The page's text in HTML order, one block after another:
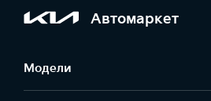
Автомаркет
Модели